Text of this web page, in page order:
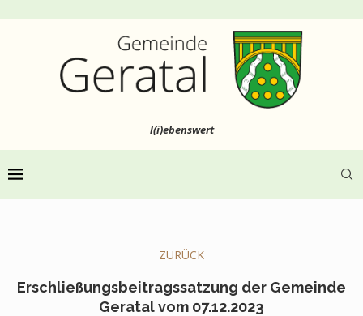
l(i)ebenswert
ZURÜCK
Erschließungsbeitragssatzung der Gemeinde
Geratal vom 07.12.2023